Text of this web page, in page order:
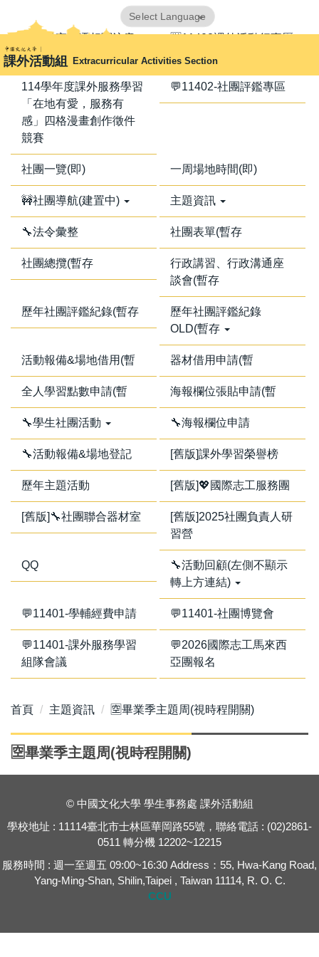
到
主
要
內
課外活動組 Extracurricular Activities Section
Translate
📢器材室搬遷相關注意
事項📢
🈺11402課外活動行事曆
114學年度課外服務學習
「在地有愛，服務有
感」四格漫畫創作徵件
競賽
💬11402-社團評鑑專區
社團一覽(即) 一周場地時間(即)
🚧社團導航(建置中) 主題資訊
🔧法令彙整 社團表單(暫存
社團總攬(暫存
行政講習、行政溝通座
談會(暫存
歷年社團評鑑紀錄(暫存
歷年社團評鑑紀錄
OLD(暫存
活動報備&場地借用(暫 器材借用申請(暫
全人學習點數申請(暫 海報欄位張貼申請(暫
🔧學生社團活動 🔧海報欄位申請
🔧活動報備&場地登記 [舊版]課外學習榮譽榜
歷年主題活動 [舊版]💖國際志工服務團
[舊版]🔧社團聯合器材室
[舊版]2025社團負責人研
習營
QQ
🔧活動回顧(左側不顯示
轉上方連結)
💬11401-學輔經費申請 💬11401-社團博覽會
💬11401-課外服務學習
組隊會議
💬2026國際志工馬來西
亞團報名
首頁 主題資訊 🈳畢業季主題周(視時程開關)
🈳畢業季主題周(視時程開關)
© 中國文化大學 學生事務處 課外活動組
學校地址 : 11114臺北市士林區華岡路55號，聯絡電話 : (02)2861-
0511 轉分機 12202~12215
服務時間 : 週一至週五 09:00~16:30 Address：55, Hwa-Kang Road,
Yang-Ming-Shan, Shilin,Taipei , Taiwan 11114, R. O. C.
CCU